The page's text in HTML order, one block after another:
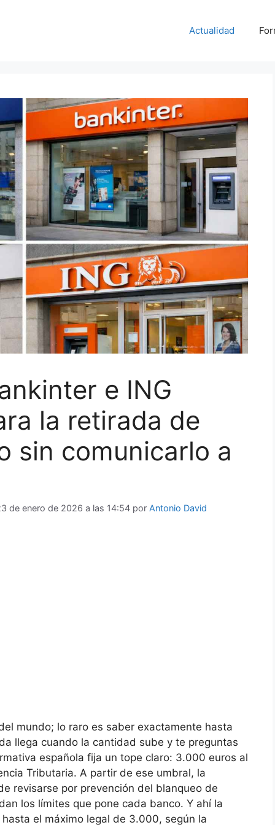
Actualidad
e ING
la retirada de
sin comunicarlo a
de enero de 2026 a las 14:54 por Antonio David
mundo; lo raro es saber exactamente hasta
llega cuando la cantidad sube y te preguntas
española fija un tope claro: 3.000 euros al
Tributaria. A partir de ese umbral, la
revisarse por prevención del blanqueo de
los límites que pone cada banco. Y ahí la
el máximo legal de 3.000, según la